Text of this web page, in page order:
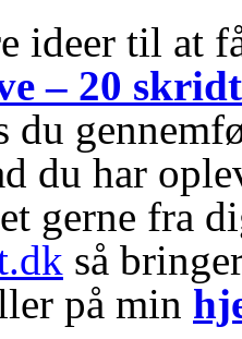
ideer til at
– 20
du
du har
gerne fra
så
på min